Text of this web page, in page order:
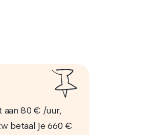
aan 80 € /uur,
betaal je 660 €